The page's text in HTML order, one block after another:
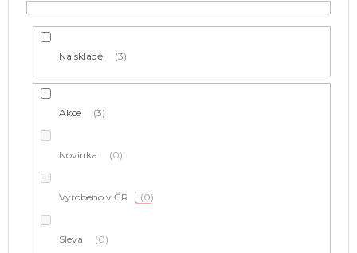
Na skladě 3
Akce 3
Novinka 0
Vyrobeno v ČR 0
Sleva 0